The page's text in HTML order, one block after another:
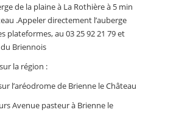
de la plaine à La Rothière à 5 min
.Appeler directement l’auberge
plateformes, au 03 25 92 21 79 et
du Briennois
la région :
l’aréodrome de Brienne le Château
Avenue pasteur à Brienne le